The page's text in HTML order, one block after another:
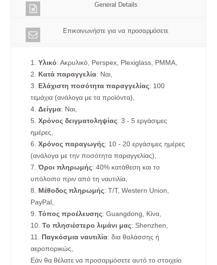
General Details
Επικοινωνήστε για να προσαρμόσετε
1.Υλικό: Ακρυλικό, Perspex, Plexiglass, PMMA,
2. Κατά παραγγελία: Ναι,
3. Ελάχιστη ποσότητα παραγγελίας: 100
τεμάχια (ανάλογα με τα προϊόντα),
4.Δείγμα: Ναι,
5. Χρόνος δειγματοληψίας: 3 - 5 εργάσιμες
ημέρες,
6.Χρόνος παραγωγής: 10 - 20 εργάσιμες ημέρες
(ανάλογα με την ποσότητα παραγγελίας),
7.Όροι πληρωμής: 40% κατάθεση και το
υπόλοιπο πριν από τη ναυτιλία,
8. Μέθοδος πληρωμής: T/T, Western Union,
PayPal,
9.Τόπος προέλευσης: Guangdong, Κίνα,
10.Το πλησιέστερο λιμάνι μας: Shenzhen,
11. Παγκόσμια ναυτιλία: δια θαλάσσης ή
αεροπορικώς,
Εάν θα θέλατε να προσαρμόσετε αυτό το στοιχείο